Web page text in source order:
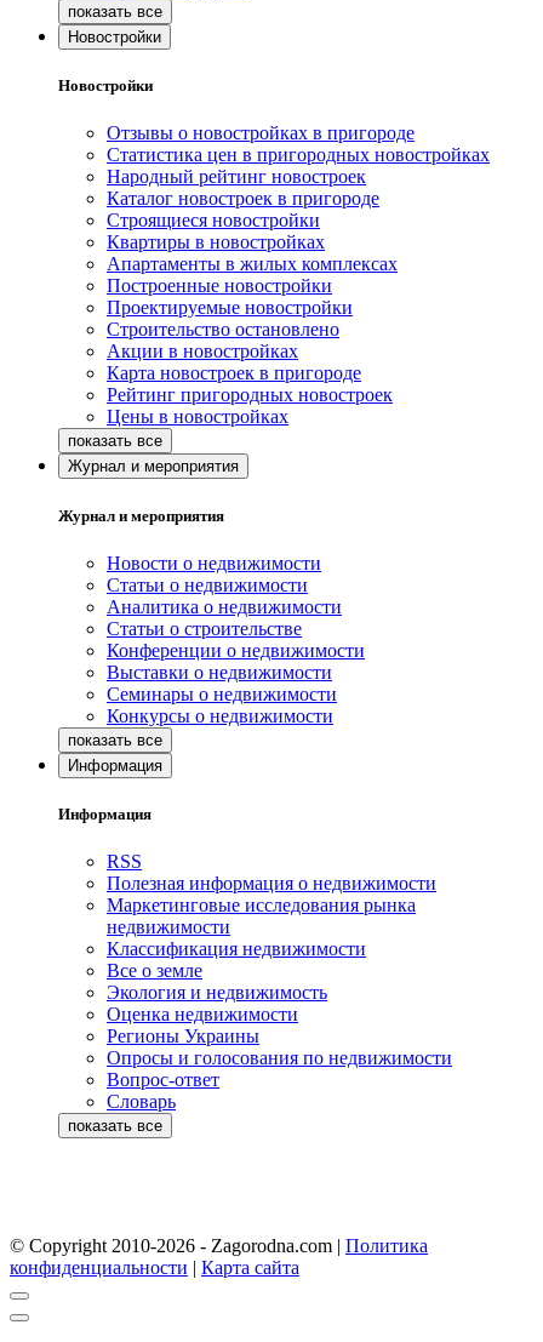
Новостройки
Новостройки
Отзывы о новостройках в пригороде
Статистика цен в пригородных новостройках
Народный рейтинг новостроек
Каталог новостроек в пригороде
Строящиеся новостройки
Квартиры в новостройках
Апартаменты в жилых комплексах
Построенные новостройки
Проектируемые новостройки
Строительство остановлено
Акции в новостройках
Карта новостроек в пригороде
Рейтинг пригородных новостроек
Цены в новостройках
Журнал и мероприятия
Журнал и мероприятия
Новости о недвижимости
Статьи о недвижимости
Аналитика о недвижимости
Статьи о строительстве
Конференции о недвижимости
Выставки о недвижимости
Семинары о недвижимости
Конкурсы о недвижимости
Информация
Информация
RSS
Полезная информация о недвижимости
Маркетинговые исследования рынка
недвижимости
Классификация недвижимости
Все о земле
Экология и недвижимость
Оценка недвижимости
Регионы Украины
Опросы и голосования по недвижимости
Вопрос-ответ
Словарь
© Copyright 2010-2026 - Zagorodna.com | Политика
конфиденциальности | Карта сайта